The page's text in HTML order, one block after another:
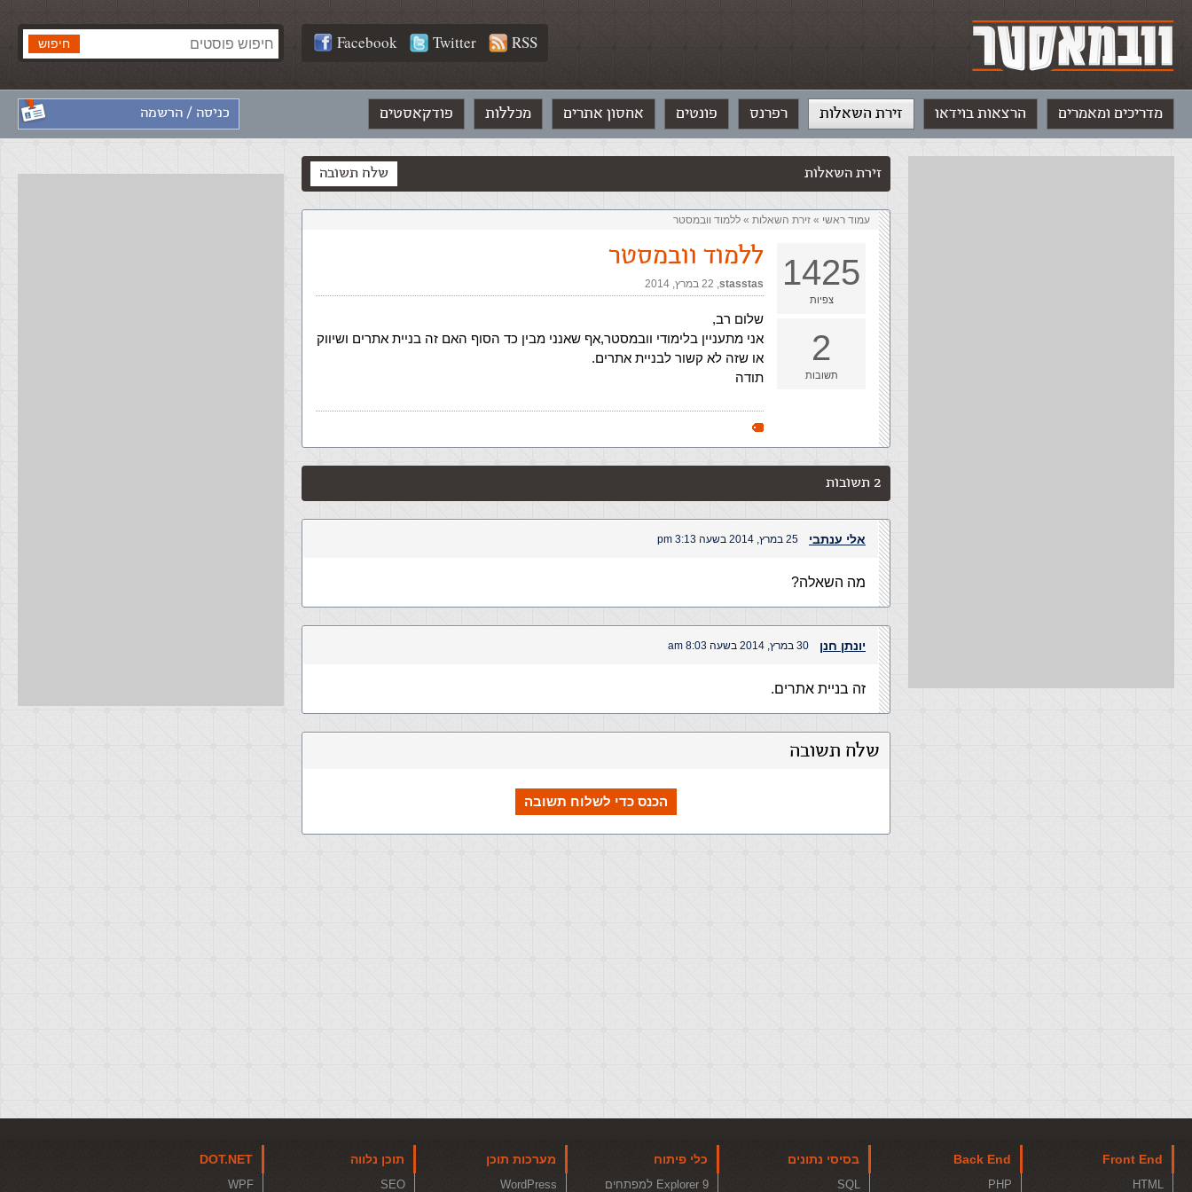
Facebook Twitter RSS
כניסה / הרשמה מדריכים ומאמרים הרצאות בוידאו זירת השאלות רפרנס פונטים אחסון אתרים מכללות פודקאסטים
שלח תשובה זירת השאלות
עמוד ראשי » ‏זירת השאלות‏ » ללמוד וובמסטר
1425
צפיות
2
תשובות
ללמוד וובמסטר
stasstas
,‏ 22 במרץ, 2014
שלום רב,
אני מתעניין בלימודי וובמסטר,אף שאנני מבין כד הסוף האם זה בניית אתרים ושיווק
או שזה לא קשור לבניית אתרים.
תודה
2 תשובות
אלי ענתבי 25 במרץ, 2014 בשעה 3:13 pm
מה השאלה?
יונתן חנן 30 במרץ, 2014 בשעה 8:03 am
זה בניית אתרים.
שלח תשובה
הכנס כדי לשלוח תשובה
Front End
HTML
Back End
PHP
בסיסי נתונים
SQL
כלי פיתוח
Explorer 9 למפתחים
מערכות תוכן
WordPress
תוכן נלווה
SEO
DOT.NET
WPF